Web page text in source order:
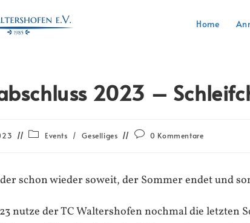
Home
2023 –
Events / Geselliges 0 Kommentare
schon wieder soweit, der Sommer endet und
nutze der TC Waltershofen nochmal die